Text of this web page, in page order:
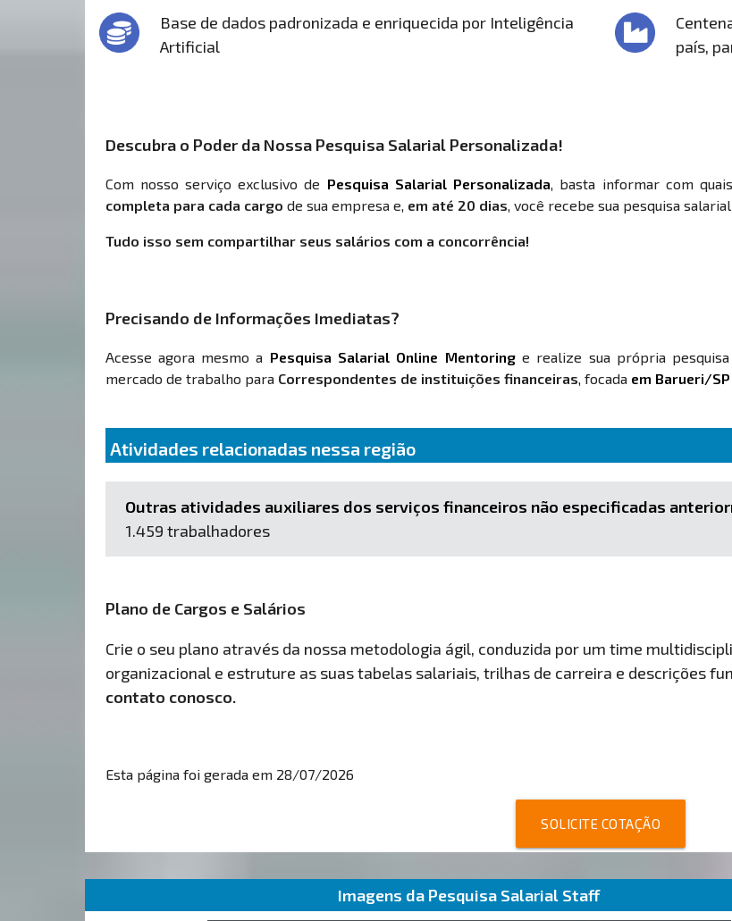
Base de dados padronizada e enriquecida por Inteligência
Artificial
país,
Descubra o Poder da Nossa Pesquisa Salarial Personalizada!
Com nosso serviço exclusivo de Pesquisa Salarial Personalizada, basta informar com quais
completa para cada cargo de sua empresa e, em até 20 dias, você recebe sua pesquisa
Tudo isso sem compartilhar seus salários com a concorrência!
Precisando de Informações Imediatas?
Acesse agora mesmo a Pesquisa Salarial Online Mentoringe realize sua própria pesquisa
mercado de trabalho para Correspondentes de instituições financeiras, focada em Barueri/SP
Atividades relacionadas nessa região
Outras atividades auxiliares dos serviços financeiros não especificadas
1.459 trabalhadores
Plano de Cargos e Salários
Crie o seu plano através da nossa metodologia ágil, conduzida por um time
organizacional e estruture as suas tabelas salariais, trilhas de carreira e descrições
contato conosco.
Esta página foi gerada em 28/07/2026
SOLICITE COTAÇÃO
Imagens da Pesquisa Salarial Staff